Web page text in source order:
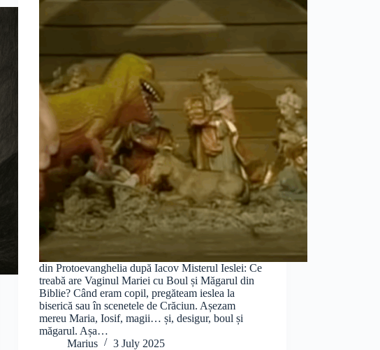
din Protoevanghelia după Iacov Misterul Ieslei: Ce
treabă are Vaginul Mariei cu Boul și Măgarul din
Biblie? Când eram copil, pregăteam ieslea la
biserică sau în scenetele de Crăciun. Așezam
mereu Maria, Iosif, magii… și, desigur, boul și
măgarul. Așa…
Marius
3 July 2025